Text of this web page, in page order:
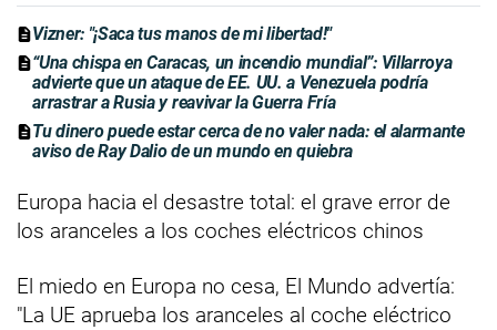
Vizner: "¡Saca tus manos de mi libertad!"
“Una chispa en Caracas, un incendio mundial”: Villarroya
advierte que un ataque de EE. UU. a Venezuela podría
arrastrar a Rusia y reavivar la Guerra Fría
Tu dinero puede estar cerca de no valer nada: el alarmante
aviso de Ray Dalio de un mundo en quiebra
Europa hacia el desastre total: el grave error de
los aranceles a los coches eléctricos chinos
El miedo en Europa no cesa, El Mundo advertía:
"La UE aprueba los aranceles al coche eléctrico